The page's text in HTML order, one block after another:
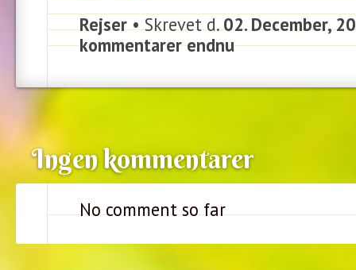
Rejser• Skrevet d.02. December,
kommentarer endnu
Ingen kommentarer
No comment so far